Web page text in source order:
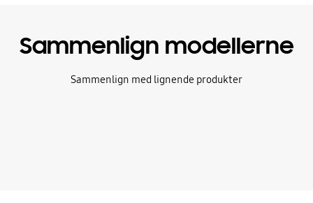
Sammenlign modellerne
Sammenlign med lignende produkter